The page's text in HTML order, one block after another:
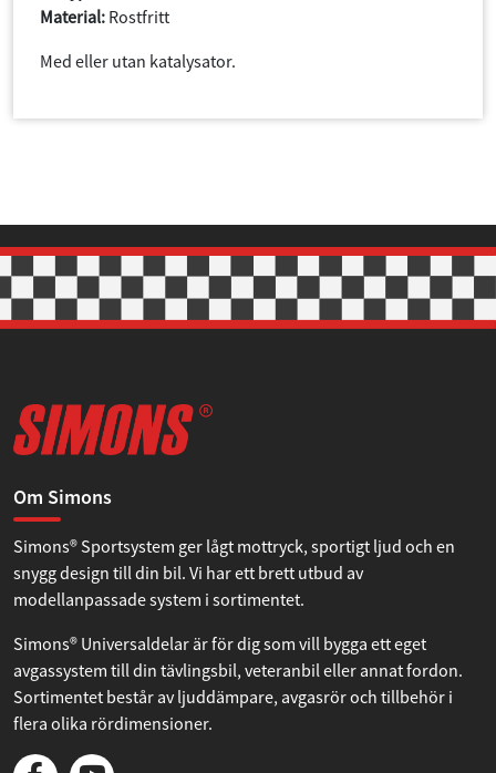
Material: Rostfritt
Med eller utan katalysator.
Om Simons
Simons® Sportsystem ger lågt mottryck, sportigt ljud och en
snygg design till din bil. Vi har ett brett utbud av
modellanpassade system i sortimentet.
Simons® Universaldelar är för dig som vill bygga ett eget
avgassystem till din tävlingsbil, veteranbil eller annat fordon.
Sortimentet består av ljuddämpare, avgasrör och tillbehör i
flera olika rördimensioner.